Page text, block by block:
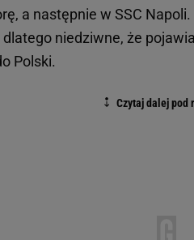
a następnie w SSC
niedziwne, że
Polski.